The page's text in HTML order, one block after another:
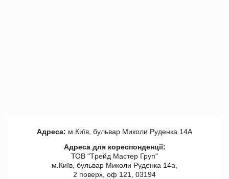
Адреса: м.Київ, бульвар Миколи Руденка 14А
Адреса для кореспонденції:
ТОВ "Tрейд Мастер Груп"
м.Київ, бульвар Миколи Руденка 14а,
2 поверх, оф 121, 03194